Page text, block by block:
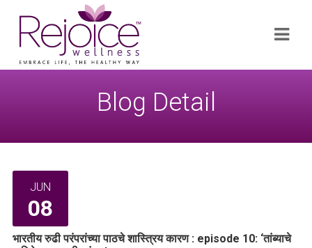
for:
Blog Detail
JUN
08
भारतीय रुढी परंपरांच्या पाठचे शास्त्रिय कारण : episode 10: ‘तांब्याचे